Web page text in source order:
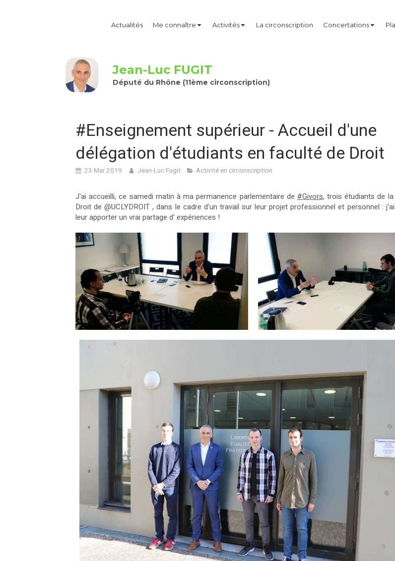
Actualités Me connaître Activités La circonscription Concertations
Jean-Luc FUGIT
Député du Rhône (11ème circonscription)
#Enseignement supérieur - Accueil d'une
délégation d'étudiants en faculté de Droit
23 Mar 2019 Jean-Luc Fugit Activité en circonscription
J'ai accueilli, ce samedi matin à ma permanence parlementaire de #Givors, trois étudiants de
Droit de @UCLYDROIT ‍‍, dans le cadre d'un travail sur leur projet professionnel et personnel :
leur apporter un vrai partage d' expériences !